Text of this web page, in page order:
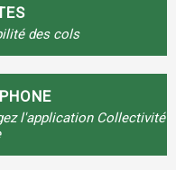
des cols
l'application Collectivité